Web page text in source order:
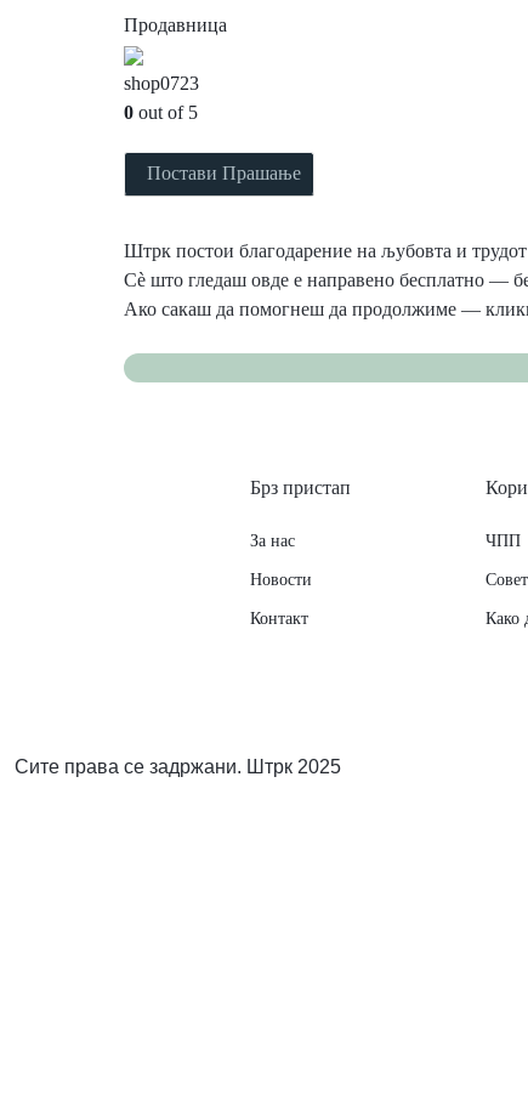
Продавница
shop0723
0 out of 5
Постави Прашање
Штрк постои благодарение на љубовта и
Сè што гледаш овде е направено бесплатно —
Ако сакаш да помогнеш да продолжиме —
Брз пристап
За нас
Новости
Контакт
ЧПП
Како
Сите права се задржани. Штрк 2025